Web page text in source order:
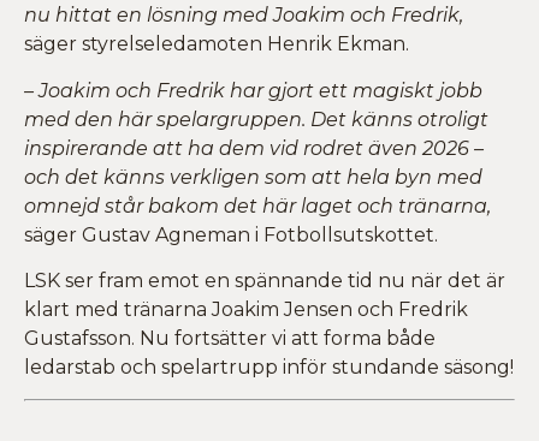
nu hittat en lösning med Joakim och Fredrik,
säger styrelseledamoten Henrik Ekman.
– Joakim och Fredrik har gjort ett magiskt jobb
med den här spelargruppen. Det känns otroligt
inspirerande att ha dem vid rodret även 2026 –
och det känns verkligen som att hela byn med
omnejd står bakom det här laget och tränarna,
säger Gustav Agneman i Fotbollsutskottet.
LSK ser fram emot en spännande tid nu när det är
klart med tränarna Joakim Jensen och Fredrik
Gustafsson. Nu fortsätter vi att forma både
ledarstab och spelartrupp inför stundande säsong!